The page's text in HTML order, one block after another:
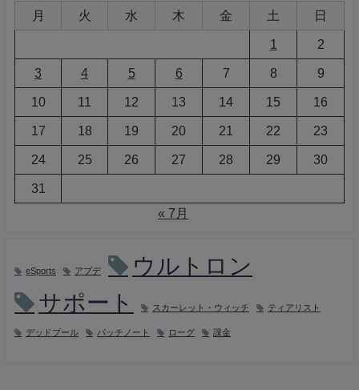
月 火 水 木 金 土 日
1 2
3 4 5 6 7 8 9
10 11 12 13 14 15 16
17 18 19 20 21 22 23
24 25 26 27 28 29 30
31
« 7月
eSports アプデ
ウルトロン
サポート
スカーレット・ウィッチ ティアリスト
デッドプール パッチノート ローグ 課金